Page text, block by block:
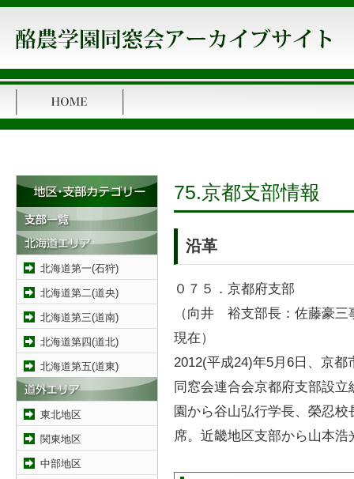
北海道第一(石狩)
北海道第二(道央)
北海道第三(道南)
北海道第四(道北)
北海道第五(道東)
東北地区
関東地区
中部地区
75.京都支部情報
沿革
０７５．京都府支部
（向井 裕支部長：佐藤豪
現在）
2012(平成24)年5月6日、京
同窓会連合会京都府支部設
園から谷山弘行学長、榮忍
席。近畿地区支部から山本